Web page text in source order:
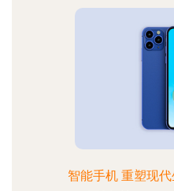
智能手机 重塑现